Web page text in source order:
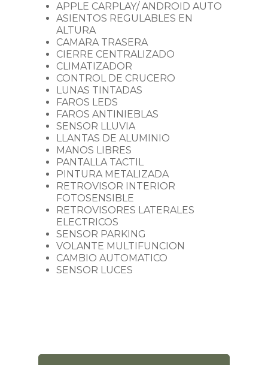
APPLE CARPLAY/ ANDROID AUTO
ASIENTOS REGULABLES EN
ALTURA
CAMARA TRASERA
CIERRE CENTRALIZADO
CLIMATIZADOR
CONTROL DE CRUCERO
LUNAS TINTADAS
FAROS LEDS
FAROS ANTINIEBLAS
SENSOR LLUVIA
LLANTAS DE ALUMINIO
MANOS LIBRES
PANTALLA TACTIL
PINTURA METALIZADA
RETROVISOR INTERIOR
FOTOSENSIBLE
RETROVISORES LATERALES
ELECTRICOS
SENSOR PARKING
VOLANTE MULTIFUNCION
CAMBIO AUTOMATICO
SENSOR LUCES